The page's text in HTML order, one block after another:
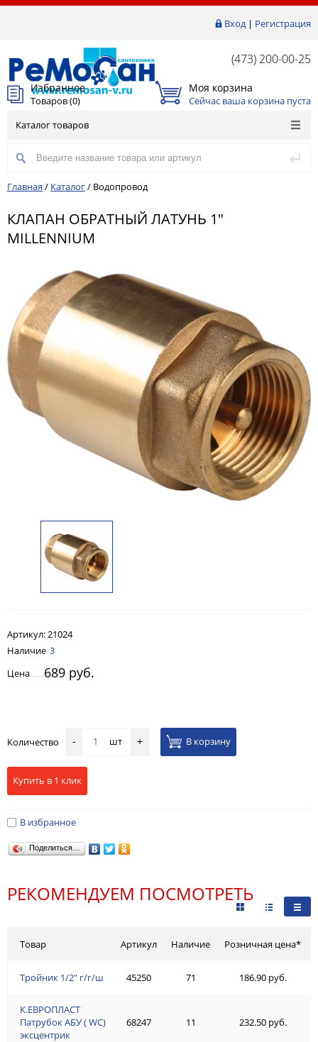
Вход| Регистрация
(473) 200-00-25
Избранное
Товаров (0)
Моя корзина
Сейчас ваша корзина пуста
Каталог товаров
Главная / Каталог/ Водопровод
КЛАПАН ОБРАТНЫЙ ЛАТУНЬ 1"
MILLENNIUM
Артикул: 21024
Наличие 3
Цена
689 руб.
Количество - шт + В корзину
Купить в 1 клик
В избранное
Поделиться…
РЕКОМЕНДУЕМ ПОСМОТРЕТЬ
Товар
Тройник 1/2" г/г/ш
К.ЕВРОПЛАСТ
Патрубок АБУ ( WC)
эксцентрик
Артикул Наличие Розничная цена*
45250 71 186.90 руб.
68247 11 232.50 руб.